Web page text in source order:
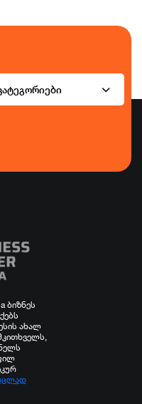
კატეგორიები
ბიზნეს
ახალ